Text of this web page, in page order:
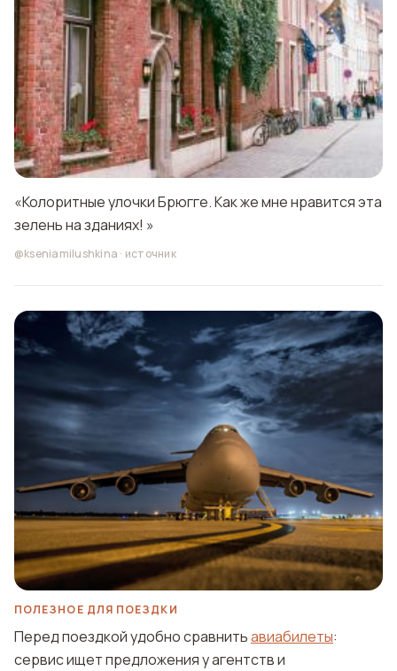
«Колоритные улочки Брюгге. Как же мне нравится эта
зелень на зданиях! »
@kseniamilushkina · источник
ПОЛЕЗНОЕ ДЛЯ ПОЕЗДКИ
Перед поездкой удобно сравнитьавиабилеты:
сервис ищет предложения у агентств и